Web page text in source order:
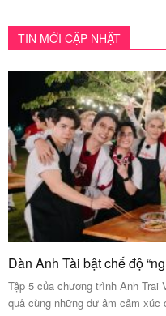
TIN MỚI CẬP NHẬT
Dàn Anh Tài bật chế độ
Tập 5 của chương trình Anh Trai
quả cùng những dư âm cảm xúc